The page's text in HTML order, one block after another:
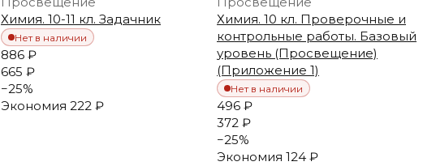
Химия. 10-11 кл. Задачник
Нет в наличии
886 ₽
665 ₽
−25%
Экономия 222 ₽
Химия. 10 кл. Проверочные и
контрольные работы. Базовый
уровень (Просвещение)
(Приложение 1)
Нет в наличии
496 ₽
372 ₽
−25%
Экономия 124 ₽